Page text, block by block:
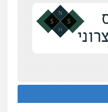
בין זכויות צרכנים